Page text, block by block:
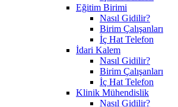
Eğitim Birimi
Nasıl Gidilir?
Birim Çalışanları
İç Hat Telefon
İdari Kalem
Nasıl Gidilir?
Birim Çalışanları
İç Hat Telefon
Klinik Mühendislik
Nasıl Gidilir?